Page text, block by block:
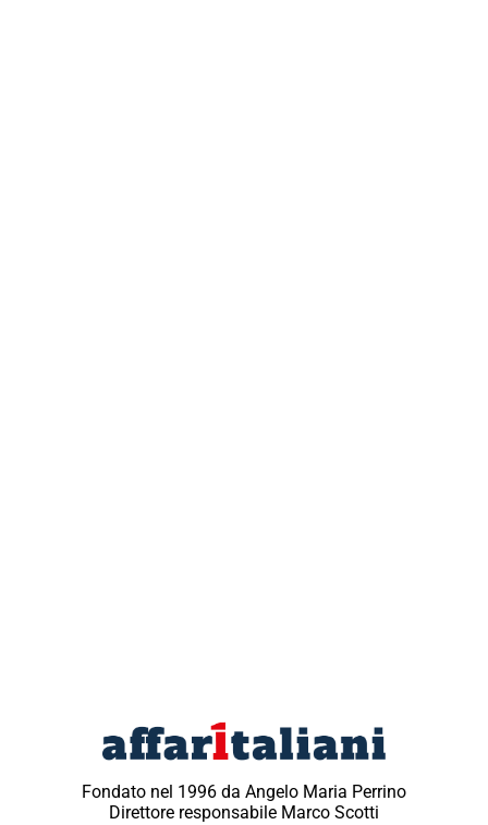
Fondato nel 1996 da Angelo Maria Perrino
Direttore responsabile Marco Scotti